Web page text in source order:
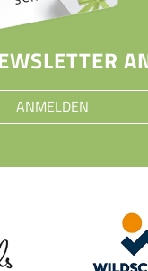
ANMELDEN